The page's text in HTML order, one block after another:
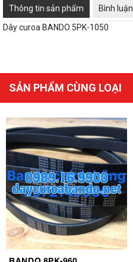
Thông tin sản phẩm
Bình luận
Dây curoa BANDO 5PK-1050
SẢN PHẨM CÙNG LOẠI